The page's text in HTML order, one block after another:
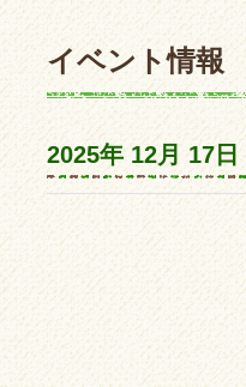
イベント情報
2025年 12月 17日